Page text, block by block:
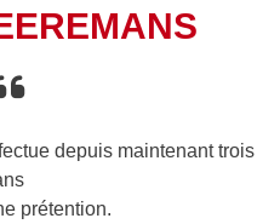
depuis maintenant trois
prétention.